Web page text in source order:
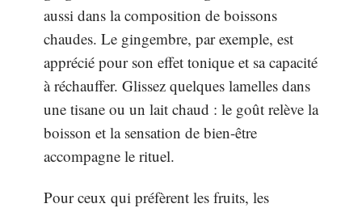
aussi dans la composition de boissons
chaudes. Le gingembre, par exemple, est
apprécié pour son effet tonique et sa capacité
à réchauffer. Glissez quelques lamelles dans
une tisane ou un lait chaud : le goût relève la
boisson et la sensation de bien-être
accompagne le rituel.
Pour ceux qui préfèrent les fruits, les